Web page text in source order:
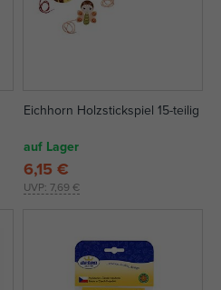
Eichhorn Holzstickspiel 15-teilig
auf Lager
UVP: 7,69 €
6,15 €